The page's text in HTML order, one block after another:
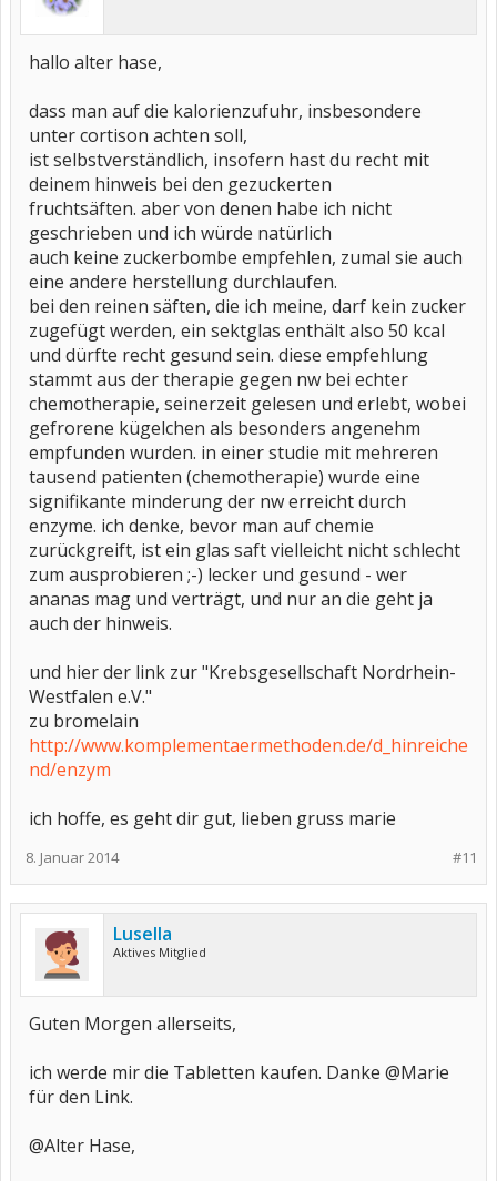
hallo alter hase,
dass man auf die kalorienzufuhr, insbesondere
unter cortison achten soll,
ist selbstverständlich, insofern hast du recht mit
deinem hinweis bei den gezuckerten
fruchtsäften. aber von denen habe ich nicht
geschrieben und ich würde natürlich
auch keine zuckerbombe empfehlen, zumal sie auch
eine andere herstellung durchlaufen.
bei den reinen säften, die ich meine, darf kein zucker
zugefügt werden, ein sektglas enthält also 50 kcal
und dürfte recht gesund sein. diese empfehlung
stammt aus der therapie gegen nw bei echter
chemotherapie, seinerzeit gelesen und erlebt, wobei
gefrorene kügelchen als besonders angenehm
empfunden wurden. in einer studie mit mehreren
tausend patienten (chemotherapie) wurde eine
signifikante minderung der nw erreicht durch
enzyme. ich denke, bevor man auf chemie
zurückgreift, ist ein glas saft vielleicht nicht schlecht
zum ausprobieren ;-) lecker und gesund - wer
ananas mag und verträgt, und nur an die geht ja
auch der hinweis.
und hier der link zur "Krebsgesellschaft Nordrhein-
Westfalen e.V."
zu bromelain
http://www.komplementaermethoden.de/d_hinreiche
nd/enzym
ich hoffe, es geht dir gut, lieben gruss marie
#11
8. Januar 2014
Lusella
Aktives Mitglied
Guten Morgen allerseits,
ich werde mir die Tabletten kaufen. Danke @Marie
für den Link.
@Alter Hase,